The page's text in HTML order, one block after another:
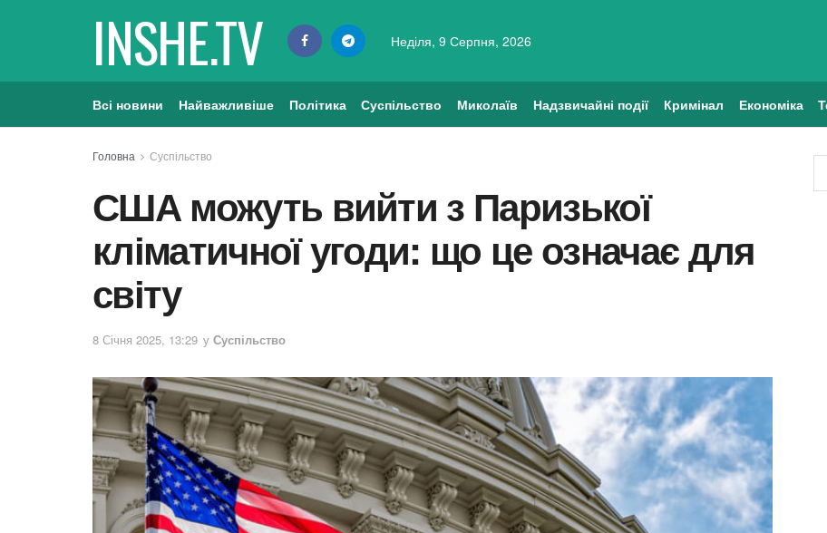
INSHE.TV Неділя, 9 Серпня, 2026
Всі новини Найважливіше Політика Суспільство Миколаїв Надзвичайні події Кримінал Економіка
Головна Суспільство
США можуть вийти з Паризької
кліматичної угоди: що це означає для
світу
8 Січня 2025, 13:29 у Суспільство